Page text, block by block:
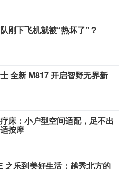
刚下飞机就被“热坏了”？
全新 M817 开启智野无界新
床：小户型空间适配，足不出
按摩
之乐到美好生活：越秀北方的